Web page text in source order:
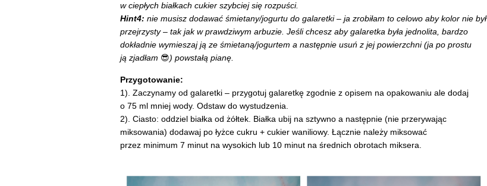
w ciepłych białkach cukier szybciej się rozpuści.
Hint4: nie musisz dodawać śmietany/jogurtu do galaretki – ja zrobiłam to celowo aby kolor nie był
przejrzysty – tak jak w prawdziwym arbuzie. Jeśli chcesz aby galaretka była jednolita, bardzo
dokładnie wymieszaj ją ze śmietaną/jogurtem a następnie usuń z jej powierzchni (ja po prostu
ją zjadłam 😎) powstałą pianę.
Przygotowanie:
1). Zaczynamy od galaretki – przygotuj galaretkę zgodnie z opisem na opakowaniu ale dodaj
o 75 ml mniej wody. Odstaw do wystudzenia.
2). Ciasto: oddziel białka od żółtek. Białka ubij na sztywno a następnie (nie przerywając
miksowania) dodawaj po łyżce cukru + cukier waniliowy. Łącznie należy miksować
przez minimum 7 minut na wysokich lub 10 minut na średnich obrotach miksera.